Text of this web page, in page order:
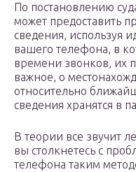
По постановлению
может предоставить
сведения, используя
вашего телефона, в
времени звонков, их
важное, о
относительно
сведения хранятся в
В теории все звучит
вы столкнетесь с
телефона таким